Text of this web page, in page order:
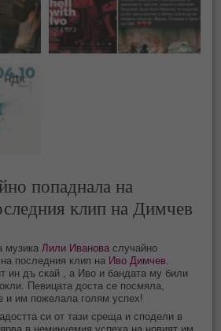
попаднала на
клип на Димчев
музика Лили Иванова случайно
последния клип на Иво Димчев
ин дъ скай , а Иво и бандата му били
Певицата доста се посмяла,
и им пожелала голям успех!
си от тази среща и сподели в